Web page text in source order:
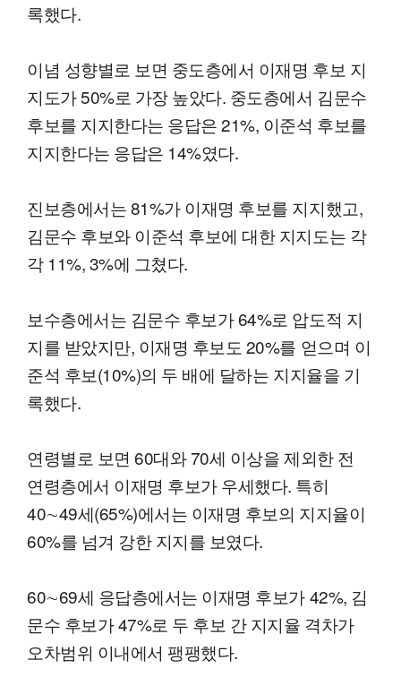
록했다.
이념 성향별로 보면 중도층에서 이재명 후보 지
지도가 50%로 가장 높았다. 중도층에서 김문수
후보를 지지한다는 응답은 21%, 이준석 후보를
지지한다는 응답은 14%였다.
진보층에서는 81%가 이재명 후보를 지지했고,
김문수 후보와 이준석 후보에 대한 지지도는 각
각 11%, 3%에 그쳤다.
보수층에서는 김문수 후보가 64%로 압도적 지
지를 받았지만, 이재명 후보도 20%를 얻으며 이
준석 후보(10%)의 두 배에 달하는 지지율을 기
록했다.
연령별로 보면 60대와 70세 이상을 제외한 전
연령층에서 이재명 후보가 우세했다. 특히
40∼49세(65%)에서는 이재명 후보의 지지율이
60%를 넘겨 강한 지지를 보였다.
60∼69세 응답층에서는 이재명 후보가 42%, 김
문수 후보가 47%로 두 후보 간 지지율 격차가
오차범위 이내에서 팽팽했다.